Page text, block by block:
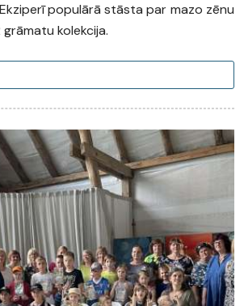
populārā stāsta par mazo zēnu
kolekcija.